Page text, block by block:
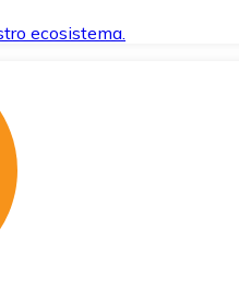
ecosistema.